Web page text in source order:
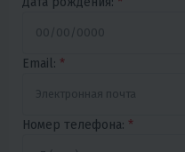
Email: *
Номер телефона: *